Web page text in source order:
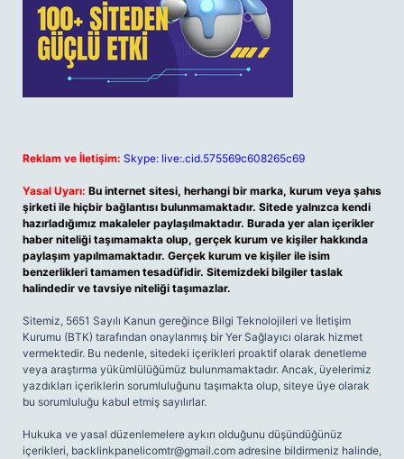
Reklam ve İletişim: Skype: live:.cid.575569c608265c69
Yasal Uyarı: Bu internet sitesi, herhangi bir marka, kurum veya şahıs
şirketi ile hiçbir bağlantısı bulunmamaktadır. Sitede yalnızca kendi
hazırladığımız makaleler paylaşılmaktadır. Burada yer alan içerikler
haber niteliği taşımamakta olup, gerçek kurum ve kişiler hakkında
paylaşım yapılmamaktadır. Gerçek kurum ve kişiler ile isim
benzerlikleri tamamen tesadüfidir. Sitemizdeki bilgiler taslak
halindedir ve tavsiye niteliği taşımazlar.
Sitemiz, 5651 Sayılı Kanun gereğince Bilgi Teknolojileri ve İletişim
Kurumu (BTK) tarafından onaylanmış bir Yer Sağlayıcı olarak hizmet
vermektedir. Bu nedenle, sitedeki içerikleri proaktif olarak denetleme
veya araştırma yükümlülüğümüz bulunmamaktadır. Ancak, üyelerimiz
yazdıkları içeriklerin sorumluluğunu taşımakta olup, siteye üye olarak
bu sorumluluğu kabul etmiş sayılırlar.
Hukuka ve yasal düzenlemelere aykırı olduğunu düşündüğünüz
içerikleri, backlinkpanelicomtr@gmail.com adresine bildirmeniz halinde,